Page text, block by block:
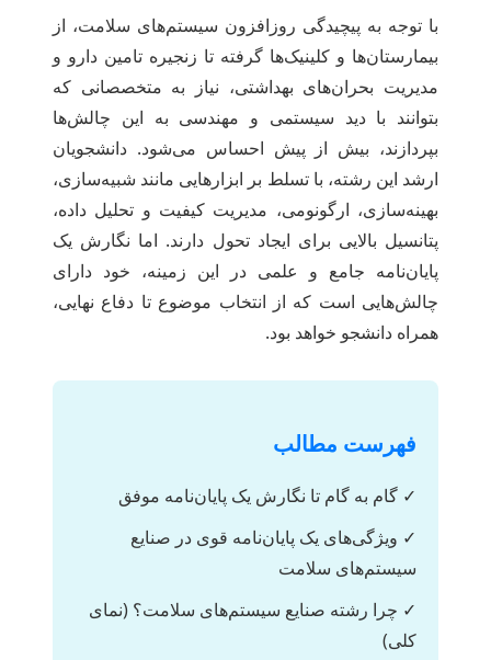
با توجه به پیچیدگی روزافزون سیستم‌های سلامت، از
بیمارستان‌ها و کلینیک‌ها گرفته تا زنجیره تامین دارو و
مدیریت بحران‌های بهداشتی، نیاز به متخصصانی که
بتوانند با دید سیستمی و مهندسی به این چالش‌ها
بپردازند، بیش از پیش احساس می‌شود. دانشجویان
ارشد این رشته، با تسلط بر ابزارهایی مانند شبیه‌سازی،
بهینه‌سازی، ارگونومی، مدیریت کیفیت و تحلیل داده،
پتانسیل بالایی برای ایجاد تحول دارند. اما نگارش یک
پایان‌نامه جامع و علمی در این زمینه، خود دارای
چالش‌هایی است که از انتخاب موضوع تا دفاع نهایی،
همراه دانشجو خواهد بود.
فهرست مطالب
✓ گام به گام تا نگارش یک پایان‌نامه موفق
✓ ویژگی‌های یک پایان‌نامه قوی در صنایع
سیستم‌های سلامت
✓ چرا رشته صنایع سیستم‌های سلامت؟ (نمای
کلی)